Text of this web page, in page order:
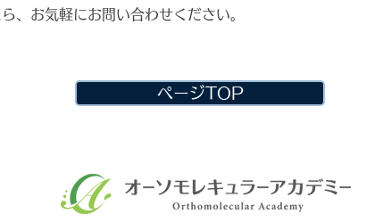
、お気軽にお問い合わせください。
ページTOP